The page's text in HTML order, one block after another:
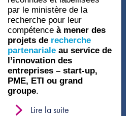
par le ministère de la
recherche pour leur
compétence à mener des
projets de recherche
partenariale au service de
l’innovation des
entreprises – start-up,
PME, ETI ou grand
groupe.
Lire la suite